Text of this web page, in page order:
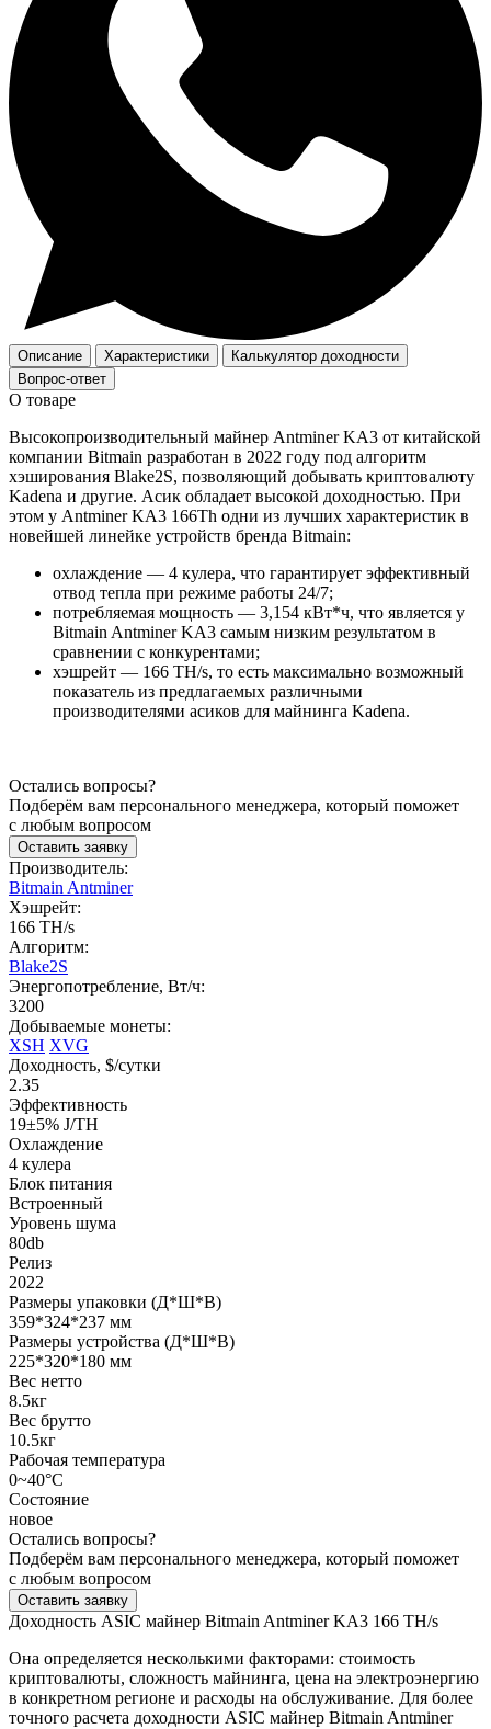
Описание Характеристики
Калькулятор доходности
Вопрос-ответ
О товаре
Высокопроизводительный майнер Antminer KA3 от китайской
компании Bitmain разработан в 2022 году под алгоритм
хэширования Blake2S, позволяющий добывать криптовалюту
Kadena и другие. Асик обладает высокой доходностью. При
этом у Antminer KA3 166Th одни из лучших характеристик в
новейшей линейке устройств бренда Bitmain:
охлаждение — 4 кулера, что гарантирует эффективный
отвод тепла при режиме работы 24/7;
потребляемая мощность — 3,154 кВт*ч, что является у
Bitmain Antminer KA3 самым низким результатом в
сравнении с конкурентами;
хэшрейт — 166 TH/s, то есть максимально возможный
показатель из предлагаемых различными
производителями асиков для майнинга Kadena.
Остались вопросы?
Подберём вам персонального менеджера, который поможет
с любым вопросом
Оставить заявку
Производитель:
Bitmain Antminer
Хэшрейт:
166 TH/s
Алгоритм:
Blake2S
Энергопотребление, Вт/ч:
3200
Добываемые монеты:
XSH XVG
Доходность, $/сутки
2.35
Эффективность
19±5% J/TH
Охлаждение
4 кулера
Блок питания
Встроенный
Уровень шума
80db
Релиз
2022
Размеры упаковки (Д*Ш*В)
359*324*237 мм
Размеры устройства (Д*Ш*В)
225*320*180 мм
Вес нетто
8.5кг
Вес брутто
10.5кг
Рабочая температура
0~40°C
Состояние
новое
Остались вопросы?
Подберём вам персонального менеджера, который поможет
с любым вопросом
Оставить заявку
Доходность ASIC майнер Bitmain Antminer KA3 166 TH/s
Она определяется несколькими факторами: стоимость
криптовалюты, сложность майнинга, цена на электроэнергию
в конкретном регионе и расходы на обслуживание. Для более
точного расчета доходности ASIC майнер Bitmain Antminer